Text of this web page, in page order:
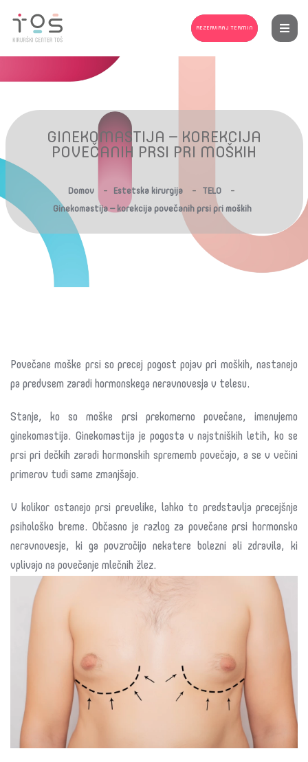
REZERVIRAJ TERMIN
GINEKOMASTIJA – KOREKCIJA
POVEČANIH PRSI PRI MOŠKIH
Domov - Estetska kirurgija - TELO -
Ginekomastija – korekcija povečanih prsi pri moških
Povečane moške prsi so precej pogost pojav pri moških, nastanejo
pa predvsem zaradi hormonskega neravnovesja v telesu.
Stanje, ko so moške prsi prekomerno povečane, imenujemo
ginekomastija. Ginekomastija je pogosta v najstniških letih, ko se
prsi pri dečkih zaradi hormonskih sprememb povečajo, a se v večini
primerov tudi same zmanjšajo.
V kolikor ostanejo prsi prevelike, lahko to predstavlja precejšnje
psihološko breme. Občasno je razlog za povečane prsi hormonsko
neravnovesje, ki ga povzročijo nekatere bolezni ali zdravila, ki
vplivajo na povečanje mlečnih žlez.